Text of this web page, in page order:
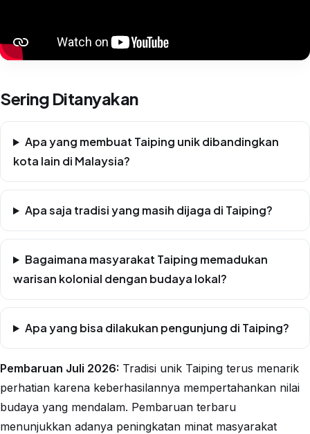
Sering Ditanyakan
Apa yang membuat Taiping unik dibandingkan
kota lain di Malaysia?
Apa saja tradisi yang masih dijaga di Taiping?
Bagaimana masyarakat Taiping memadukan
warisan kolonial dengan budaya lokal?
Apa yang bisa dilakukan pengunjung di Taiping?
Pembaruan Juli 2026: Tradisi unik Taiping terus menarik
perhatian karena keberhasilannya mempertahankan nilai
budaya yang mendalam. Pembaruan terbaru
menunjukkan adanya peningkatan minat masyarakat